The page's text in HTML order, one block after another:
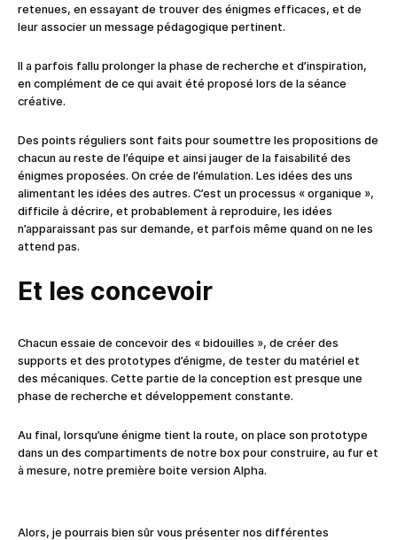
retenues, en essayant de trouver des énigmes efficaces, et de
leur associer un message pédagogique pertinent.
Il a parfois fallu prolonger la phase de recherche et d’inspiration,
en complément de ce qui avait été proposé lors de la séance
créative.
Des points réguliers sont faits pour soumettre les propositions de
chacun au reste de l’équipe et ainsi jauger de la faisabilité des
énigmes proposées. On crée de l’émulation. Les idées des uns
alimentant les idées des autres. C’est un processus « organique »,
difficile à décrire, et probablement à reproduire, les idées
n’apparaissant pas sur demande, et parfois même quand on ne les
attend pas.
Et les concevoir
Chacun essaie de concevoir des « bidouilles », de créer des
supports et des prototypes d’énigme, de tester du matériel et
des mécaniques. Cette partie de la conception est presque une
phase de recherche et développement constante.
Au final, lorsqu’une énigme tient la route, on place son prototype
dans un des compartiments de notre box pour construire, au fur et
à mesure, notre première boite version Alpha.
Alors, je pourrais bien sûr vous présenter nos différentes